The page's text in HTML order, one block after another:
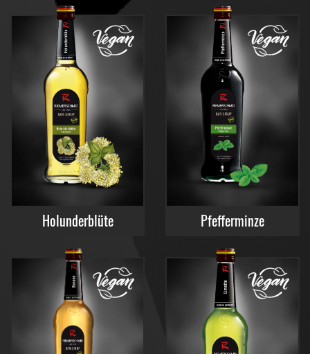
Holunderblüte Pfefferminze